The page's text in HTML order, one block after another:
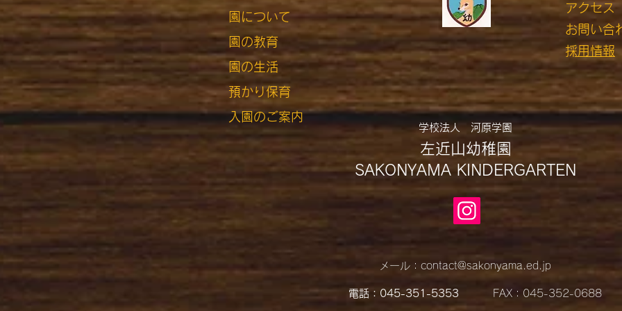
園について
園の教育
​園の生活
預かり保育
入園のご案内
学校法人 河原学園
左近山幼稚園
SAKONYAMA KINDERGARTEN
アクセス
お問い合
​採用情報​
メール： contact@sakonyama.ed.jp
電話：045-351-5353 FAX：045-352-0688